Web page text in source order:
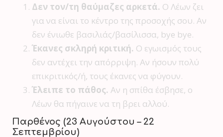
Δεν τον/τη θαύμαζες αρκετά. Ο Λέων ζει
για να είναι το κέντρο της προσοχής σου. Αν
δεν ένιωθε βασιλιάς/βασίλισσα, bye bye.
Έκανες σκληρή κριτική. Ο εγωισμός τους
δεν αντέχει την απόρριψη. Αν ήσουν πολύ
επικριτικός/ή, τους έκανες να φύγουν.
Έλειπε το πάθος. Αν η σπίθα έσβησε, ο
Λέων θα πήγαινε να τη βρει αλλού.
Παρθένος (23 Αυγούστου – 22
Σεπτεμβρίου)